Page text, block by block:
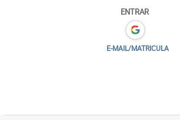
ENTRAR
E-MAIL/MATRICULA